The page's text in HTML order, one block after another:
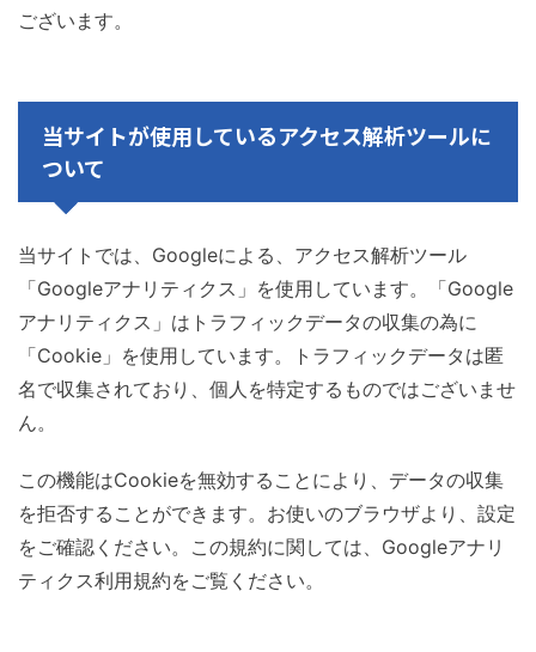
ございます。
当サイトが使用しているアクセス解析ツールに
ついて
当サイトでは、Googleによる、アクセス解析ツール
「Googleアナリティクス」を使用しています。「Google
アナリティクス」はトラフィックデータの収集の為に
「Cookie」を使用しています。トラフィックデータは匿
名で収集されており、個人を特定するものではございませ
ん。
この機能はCookieを無効することにより、データの収集
を拒否することができます。お使いのブラウザより、設定
をご確認ください。この規約に関しては、Googleアナリ
ティクス利用規約をご覧ください。